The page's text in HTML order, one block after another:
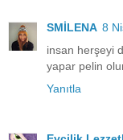
SMİLENA 8
insan herşeyi
yapar pelin
Yanıtla